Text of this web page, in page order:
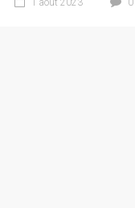
1 août 2023